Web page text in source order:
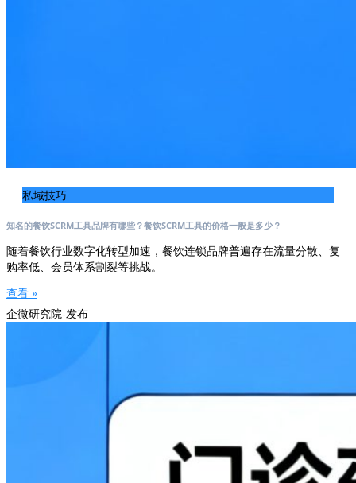
私域技巧
知名的餐饮SCRM工具品牌有哪些？餐饮SCRM工具的价格一般是多少？
随着餐饮行业数字化转型加速，餐饮连锁品牌普遍存在流量分散、复
购率低、会员体系割裂等挑战。
查看 »
企微研究院-发布